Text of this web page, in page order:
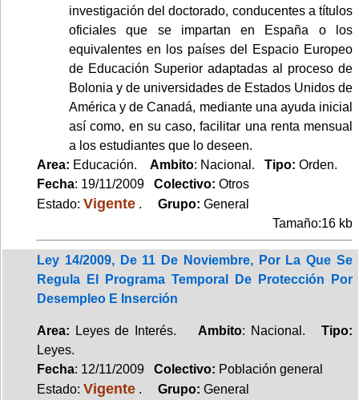
investigación del doctorado, conducentes a títulos
oficiales que se impartan en España o los
equivalentes en los países del Espacio Europeo
de Educación Superior adaptadas al proceso de
Bolonia y de universidades de Estados Unidos de
América y de Canadá, mediante una ayuda inicial
así como, en su caso, facilitar una renta mensual
a los estudiantes que lo deseen.
Area: Educación. Ambito: Nacional. Tipo: Orden.
Fecha: 19/11/2009 Colectivo: Otros
Estado: Vigente . Grupo: General
Tamaño:16 kb
Ley 14/2009, De 11 De Noviembre, Por La Que Se
Regula El Programa Temporal De Protección Por
Desempleo E Inserción
Area: Leyes de Interés. Ambito: Nacional.Tipo:
Leyes.
Fecha: 12/11/2009 Colectivo: Población general
Estado: Vigente . Grupo: General